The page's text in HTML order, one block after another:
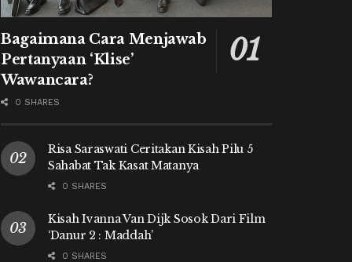
Bagaimana Cara Menjawab
Pertanyaan ‘Klise’
Wawancara?
0 SHARES
Risa Saraswati Ceritakan Kisah Pilu 5
Sahabat Tak Kasat Matanya
0 SHARES
Kisah Ivanna Van Dijk Sosok Dari Film
‘Danur 2 : Maddah’
0 SHARES